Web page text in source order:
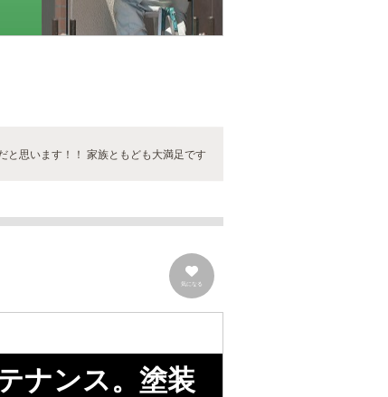
と思います！！ 家族ともども大満足です
気になる
ナンス。塗装